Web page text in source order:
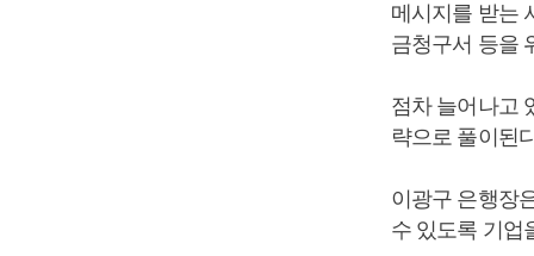
메시지를 받는
금청구서 등을
점차 늘어나고
략으로 풀이된
이광구 은행장
수 있도록 기업